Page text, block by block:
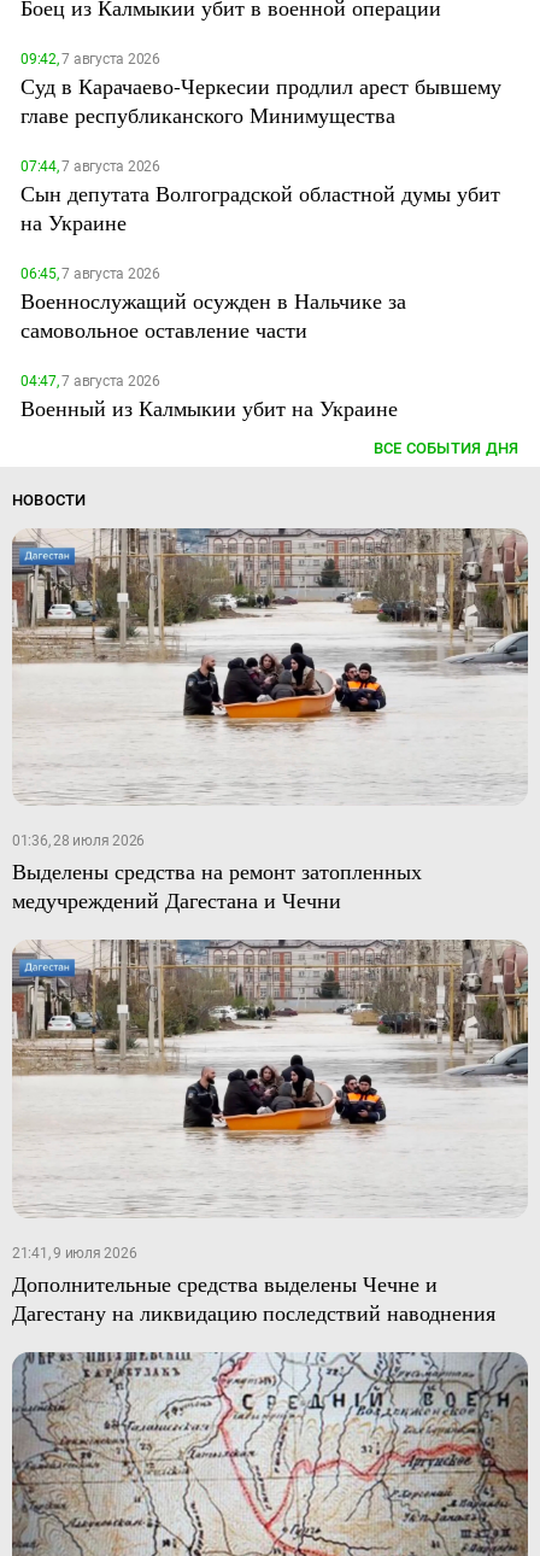
Боец из Калмыкии убит в военной операции
09:42,7 августа 2026
Суд в Карачаево-Черкесии продлил арест бывшему
главе республиканского Минимущества
07:44,7 августа 2026
Сын депутата Волгоградской областной думы убит
на Украине
06:45,7 августа 2026
Военнослужащий осужден в Нальчике за
самовольное оставление части
04:47,7 августа 2026
Военный из Калмыкии убит на Украине
ВСЕ СОБЫТИЯ ДНЯ
НОВОСТИ
01:36, 28 июля 2026
Выделены средства на ремонт затопленных
медучреждений Дагестана и Чечни
21:41, 9 июля 2026
Дополнительные средства выделены Чечне и
Дагестану на ликвидацию последствий наводнения